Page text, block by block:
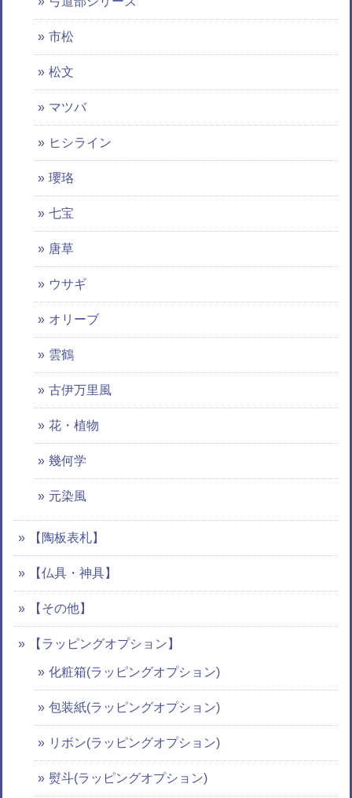
市松
松文
マツバ
ヒシライン
瓔珞
七宝
唐草
ウサギ
オリーブ
雲鶴
古伊万里風
花・植物
幾何学
元染風
【陶板表札】
【仏具・神具】
【その他】
【ラッピングオプション】
化粧箱(ラッピングオプション)
包装紙(ラッピングオプション)
リボン(ラッピングオプション)
熨斗(ラッピングオプション)